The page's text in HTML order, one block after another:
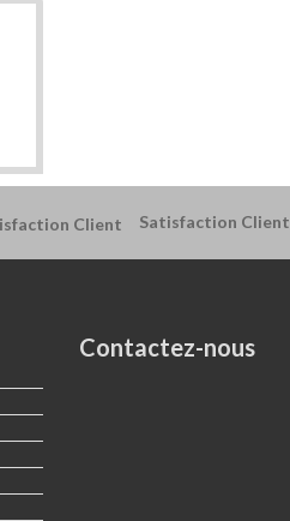
Satisfaction Client
Contactez-nous